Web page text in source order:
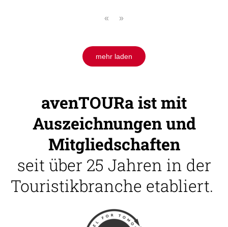
« »
mehr laden
avenTOURa ist mit
Auszeichnungen und
Mitgliedschaften
seit über 25 Jahren in der
Touristikbranche etabliert.